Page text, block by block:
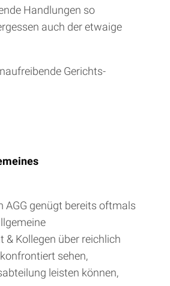
Handlungen so
auch der etwaige
Gerichts-
AGG genügt bereits oftmals
& Kollegen über reichlich
konfrontiert sehen,
leisten können,